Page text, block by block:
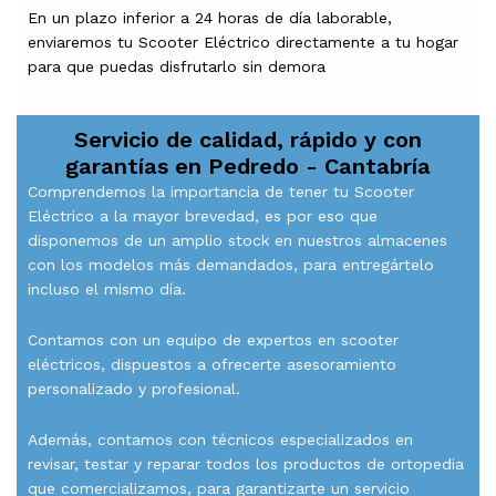
En un plazo inferior a 24 horas de día laborable,
enviaremos tu Scooter Eléctrico directamente a tu hogar
para que puedas disfrutarlo sin demora
Servicio de calidad, rápido y con
garantías en Pedredo - Cantabría
Comprendemos la importancia de tener tu Scooter
Eléctrico a la mayor brevedad, es por eso que
disponemos de un amplio stock en nuestros almacenes
con los modelos más demandados, para entregártelo
incluso el mismo día.
Contamos con un equipo de expertos en scooter
eléctricos, dispuestos a ofrecerte asesoramiento
personalizado y profesional.
Además, contamos con técnicos especializados en
revisar, testar y reparar todos los productos de ortopedia
que comercializamos, para garantizarte un servicio